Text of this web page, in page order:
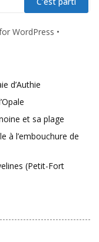
WordPress •
d’Authie
et sa plage
à l’embouchure de
(Petit-Fort